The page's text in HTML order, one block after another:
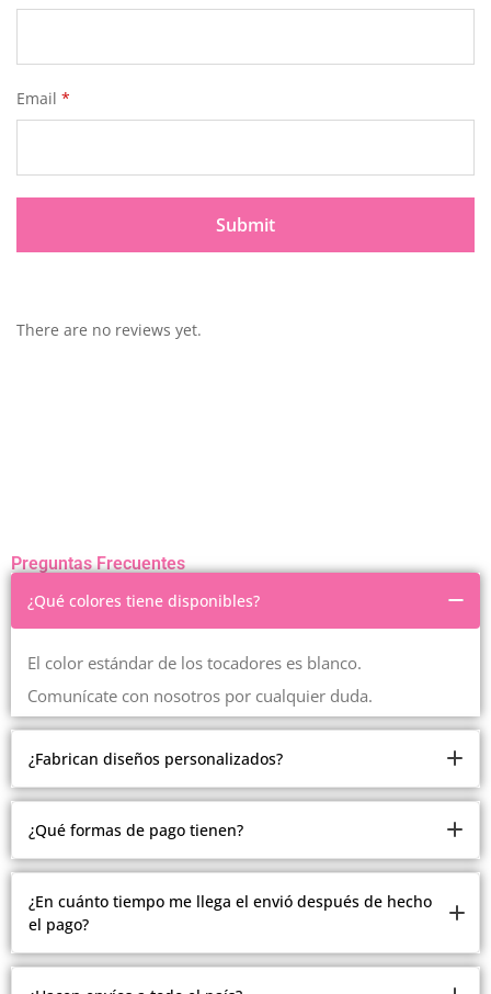
Email *
There are no reviews yet.
Preguntas Frecuentes
¿Qué colores tiene disponibles?
El color estándar de los tocadores es blanco.
Comunícate con nosotros por cualquier duda.
¿Fabrican diseños personalizados?
Somos fabricantes.
Pero debido a la cantidad de modelos y estilos que
personalizados.
Comunícate con nosotros con gusto te atenderemos
¿Qué formas de pago tienen?
Ofrecemos múltiples formas de pago.
Contado, contra entrega en Medellín, recibimos todas las
tarjetas, plan separé en Medellín, crédito ADDI y
¿En cuánto tiempo me llega el envió después de hecho
el pago?
Todos los envíos se realizan después del pago de 2 a 15